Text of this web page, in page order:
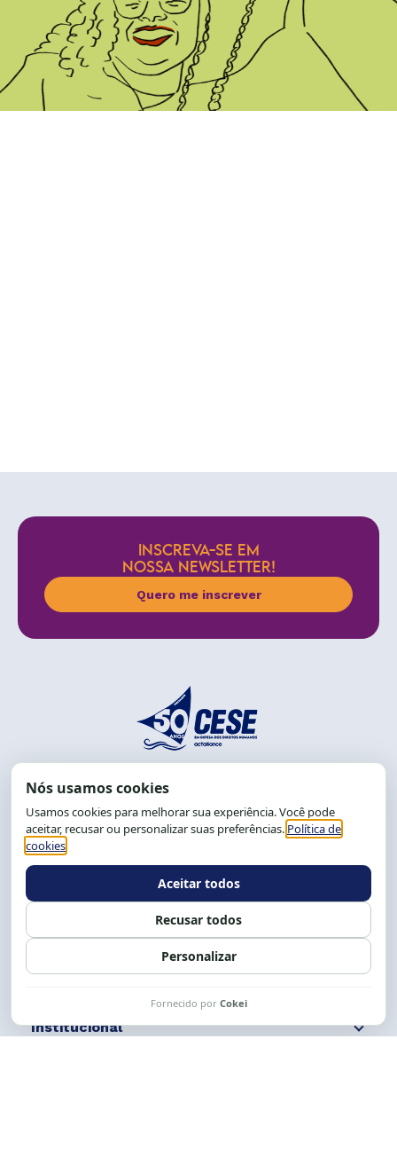
INSCREVA-SE EM
NOSSA NEWSLETTER!
Quero me inscrever
End.: R. da Graça, 150. Graça
CEP: 40.150-055
Salvador-BA, Brasil.
Tel.: (71) 2104-5457, Cel.: (71) 9 9239-2104 ou 2105
Expediente: 8h às 12h e 13 às 17h.
Siga nossas redes Fale conosco
Institucional